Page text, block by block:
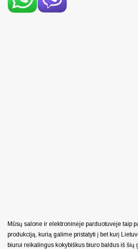
Mūsų salone ir elektroninėje parduotuvėje taip
produkciją, kurią galime pristatyti į bet kurį
biurui reikalingus kokybiškus biuro baldus iš šių